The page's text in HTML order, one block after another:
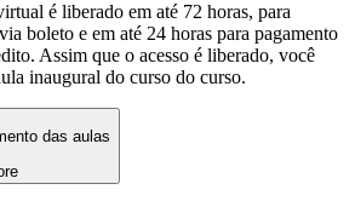
é liberado em até 72 horas, para
boleto e em até 24 horas para pagamento
Assim que o acesso é liberado, você
inaugural do curso do curso.
das aulas